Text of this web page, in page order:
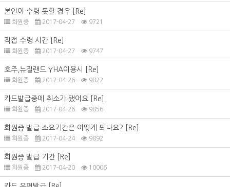
본인이 수령 못할 경우 [Re]
회원증 2017-04-27 9721
직접 수령 시간 [Re]
회원증 2017-04-27 9747
호주,뉴질랜드 YHA이용시 [Re]
회원증 2017-04-26 9822
카드발급중에 취소가 됐어요 [Re]
회원증 2017-04-26 9856
회원증 발급 소요기간은 어떻게 되나요? [Re]
회원증 2017-04-24 9892
회원증 발급 기간 [Re]
회원증 2017-04-20 10006